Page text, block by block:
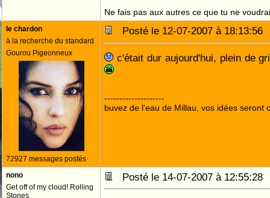
Ne fais pas aux autres ce que tu ne
le chardon
à la recherche du standard
Gourou Pigeonneux
72927 messages postés
Posté le 12-07-2007 à
c'était dur aujourd'hui, plein de
--------------------
buvez de l'eau de Millau, vos idées seront
nono
Get off of my cloud! Rolling
Stones
Posté le 14-07-2007 à